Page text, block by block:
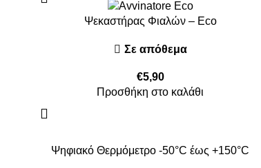
Ψεκαστήρας Φιαλών – Eco
Σε απόθεμα
€5,90
Προσθήκη στο καλάθι
Ψηφιακό Θερμόμετρο -50°C έως +150°C